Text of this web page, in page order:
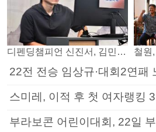
디펜딩챔피언 신진서, 김민석 꺾고 8강으로 철원
스미레, 이적 후 첫 여자랭킹 3
부라보콘 어린이대회, 22일